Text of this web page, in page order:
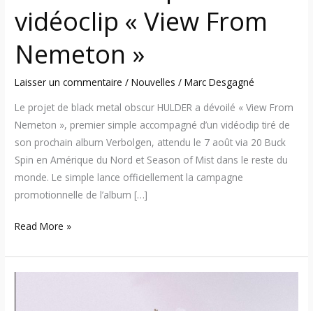
vidéoclip « View From
Nemeton »
Laisser un commentaire /Nouvelles /Marc Desgagné
Le projet de black metal obscur HULDER a dévoilé « View From
Nemeton », premier simple accompagné d’un vidéoclip tiré de
son prochain album Verbolgen, attendu le 7 août via 20 Buck
Spin en Amérique du Nord et Season of Mist dans le reste du
monde. Le simple lance officiellement la campagne
promotionnelle de l’album […]
Read More »